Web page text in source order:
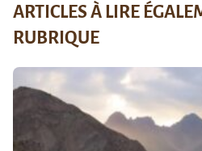
ARTICLES À LIRE
RUBRIQUE